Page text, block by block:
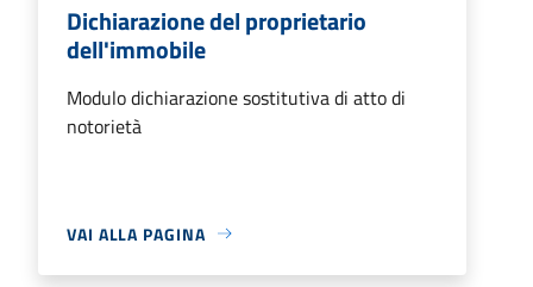
Dichiarazione del proprietario
dell'immobile
Modulo dichiarazione sostitutiva di atto di
notorietà
VAI ALLA PAGINA